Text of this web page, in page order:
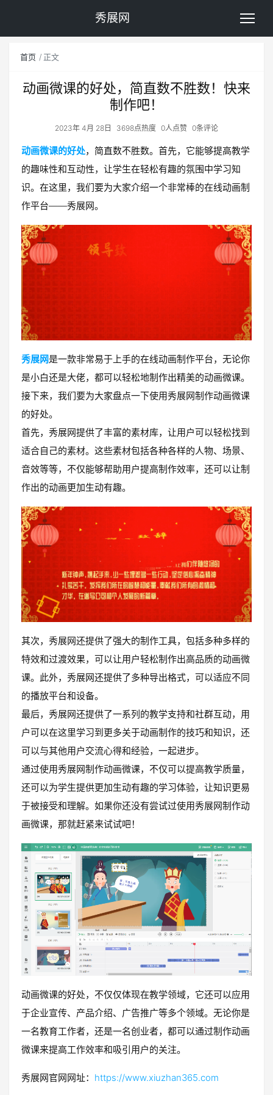
秀展网
首页 正文
动画微课的好处，简直数不胜数！快来
制作吧！
2023年 4月 28日 3698点热度 0人点赞 0条评论
动画微课的好处，简直数不胜数。首先，它能够提高教学
的趣味性和互动性，让学生在轻松有趣的氛围中学习知
识。在这里，我们要为大家介绍一个非常棒的在线动画制
作平台——秀展网。
秀展网是一款非常易于上手的在线动画制作平台，无论你
是小白还是大佬，都可以轻松地制作出精美的动画微课。
接下来，我们要为大家盘点一下使用秀展网制作动画微课
的好处。
首先，秀展网提供了丰富的素材库，让用户可以轻松找到
适合自己的素材。这些素材包括各种各样的人物、场景、
音效等等，不仅能够帮助用户提高制作效率，还可以让制
作出的动画更加生动有趣。
其次，秀展网还提供了强大的制作工具，包括多种多样的
特效和过渡效果，可以让用户轻松制作出高品质的动画微
课。此外，秀展网还提供了多种导出格式，可以适应不同
的播放平台和设备。
最后，秀展网还提供了一系列的教学支持和社群互动，用
户可以在这里学习到更多关于动画制作的技巧和知识，还
可以与其他用户交流心得和经验，一起进步。
通过使用秀展网制作动画微课，不仅可以提高教学质量，
还可以为学生提供更加生动有趣的学习体验，让知识更易
于被接受和理解。如果你还没有尝试过使用秀展网制作动
画微课，那就赶紧来试试吧！
动画微课的好处，不仅仅体现在教学领域，它还可以应用
于企业宣传、产品介绍、广告推广等多个领域。无论你是
一名教育工作者，还是一名创业者，都可以通过制作动画
微课来提高工作效率和吸引用户的关注。
秀展网官网网址： https://www.xiuzhan365.com